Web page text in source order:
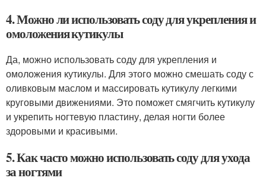
4. Можно ли использовать соду для укрепления и
омоложения кутикулы
Да, можно использовать соду для укрепления и
омоложения кутикулы. Для этого можно смешать соду с
оливковым маслом и массировать кутикулу легкими
круговыми движениями. Это поможет смягчить кутикулу
и укрепить ногтевую пластину, делая ногти более
здоровыми и красивыми.
5. Как часто можно использовать соду для ухода
за ногтями